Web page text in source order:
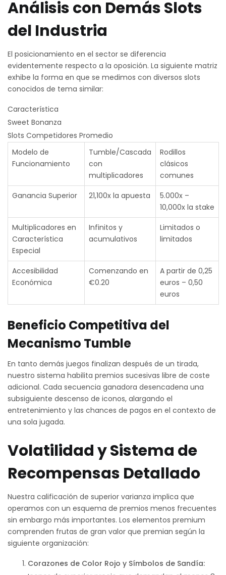
Análisis con Demás Slots
del Industria
El posicionamiento en el sector se diferencia
evidentemente respecto a la oposición. La siguiente matriz
exhibe la forma en que se medimos con diversos slots
conocidos de tema similar:
Característica
Sweet Bonanza
Slots Competidores Promedio
Modelo de
Funcionamiento
Tumble/Cascada
con
multiplicadores
Rodillos
clásicos
comunes
Ganancia Superior
21,100x la apuesta
5.000x –
10,000x la stake
Multiplicadores en
Característica
Especial
Infinitos y
acumulativos
Limitados o
limitados
Accesibilidad
Económica
Comenzando en
€0.20
A partir de 0,25
euros – 0,50
euros
Beneficio Competitiva del
Mecanismo Tumble
En tanto demás juegos finalizan después de un tirada,
nuestro sistema habilita premios sucesivas libre de coste
adicional. Cada secuencia ganadora desencadena una
subsiguiente descenso de iconos, alargando el
entretenimiento y las chances de pagos en el contexto de
una sola jugada.
Volatilidad y Sistema de
Recompensas Detallado
Nuestra calificación de superior varianza implica que
operamos con un esquema de premios menos frecuentes
sin embargo más importantes. Los elementos premium
comprenden frutas de gran valor que premian según la
siguiente organización:
Corazones de Color Rojo y Símbolos de Sandía: